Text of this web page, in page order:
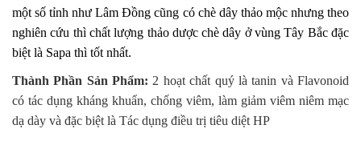
một số tỉnh như Lâm Đồng cũng có chè dây thảo mộc nhưng theo
nghiên cứu thì chất lượng thảo dược chè dây ở vùng Tây Bắc đặc
biệt là Sapa thì tốt nhất.
Thành Phần Sản Phẩm: 2 hoạt chất quý là tanin và Flavonoid
có tác dụng kháng khuẩn, chống viêm, làm giảm viêm niêm mạc
dạ dày và đặc biệt là Tác dụng điều trị tiêu diệt HP